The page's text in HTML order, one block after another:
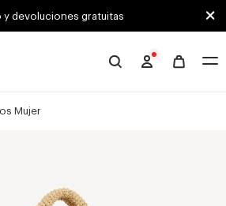
y devoluciones gratuitas
Mujer